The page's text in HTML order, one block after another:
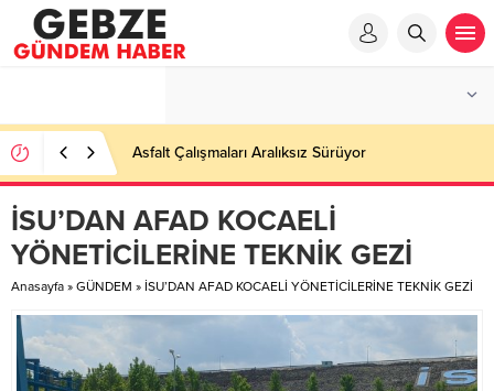
Ortaöğretime Geçiş Tercih ve Yerleştirme Kılavuzu
yayımlandı – Nefes Gazetesi – Kocaeli Haber
İSU’DAN AFAD KOCAELİ
YÖNETİCİLERİNE TEKNİK GEZİ
Anasayfa » GÜNDEM » İSU’DAN AFAD KOCAELİ YÖNETİCİLERİNE TEKNİK GEZİ